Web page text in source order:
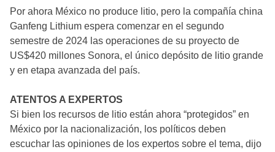
Por ahora México no produce litio, pero la compañía china
Ganfeng Lithium espera comenzar en el segundo
semestre de 2024 las operaciones de su proyecto de
US$420 millones Sonora, el único depósito de litio grande
y en etapa avanzada del país.
ATENTOS A EXPERTOS
Si bien los recursos de litio están ahora “protegidos” en
México por la nacionalización, los políticos deben
escuchar las opiniones de los expertos sobre el tema, dijo